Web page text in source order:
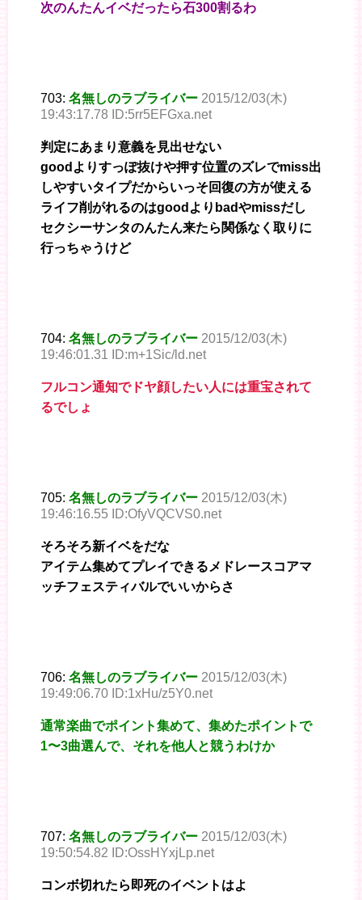
次のんたんイベだったら石300割るわ
703: 名無しのラブライバー 2015/12/03(木)
19:43:17.78 ID:5rr5EFGxa.net
判定にあまり意義を見出せない
goodよりすっぽ抜けや押す位置のズレでmiss出
しやすいタイプだからいっそ回復の方が使える
ライフ削がれるのはgoodよりbadやmissだし
セクシーサンタのんたん来たら関係なく取りに
行っちゃうけど
704: 名無しのラブライバー 2015/12/03(木)
19:46:01.31 ID:m+1Sic/ld.net
フルコン通知でドヤ顔したい人には重宝されて
るでしょ
705: 名無しのラブライバー 2015/12/03(木)
19:46:16.55 ID:OfyVQCVS0.net
そろそろ新イベをだな
アイテム集めてプレイできるメドレースコアマ
ッチフェスティバルでいいからさ
706: 名無しのラブライバー 2015/12/03(木)
19:49:06.70 ID:1xHu/z5Y0.net
通常楽曲でポイント集めて、集めたポイントで
1〜3曲選んで、それを他人と競うわけか
707: 名無しのラブライバー 2015/12/03(木)
19:50:54.82 ID:OssHYxjLp.net
コンボ切れたら即死のイベントはよ